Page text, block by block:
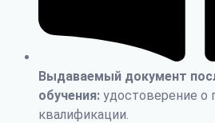
Выдаваемый документ
обучения: удостоверение
квалификации.